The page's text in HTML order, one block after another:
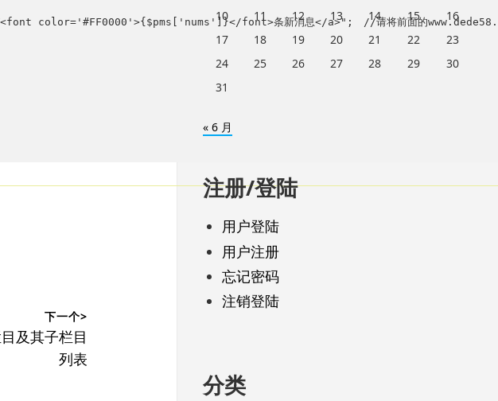
font>条新消息</a>";　//请将前面的
下一个>
及其子栏目
列表
10
11 12 13 14 15
16
17
18 19 20 21 22
23
24
25 26 27 28 29
30
31
« 6 月
注册/登陆
用户登陆
用户注册
忘记密码
注销登陆
分类